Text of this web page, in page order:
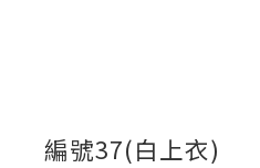
編號37(白上衣)